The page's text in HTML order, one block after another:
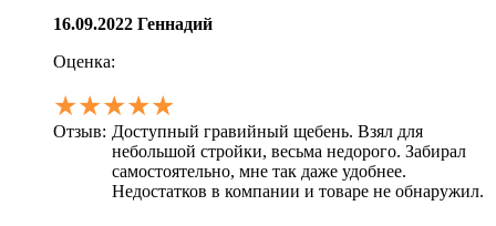
16.09.2022 Геннадий
Оценка:
★★★★★
Отзыв: Доступный гравийный щебень. Взял для
небольшой стройки, весьма недорого. Забирал
самостоятельно, мне так даже удобнее.
Недостатков в компании и товаре не обнаружил.